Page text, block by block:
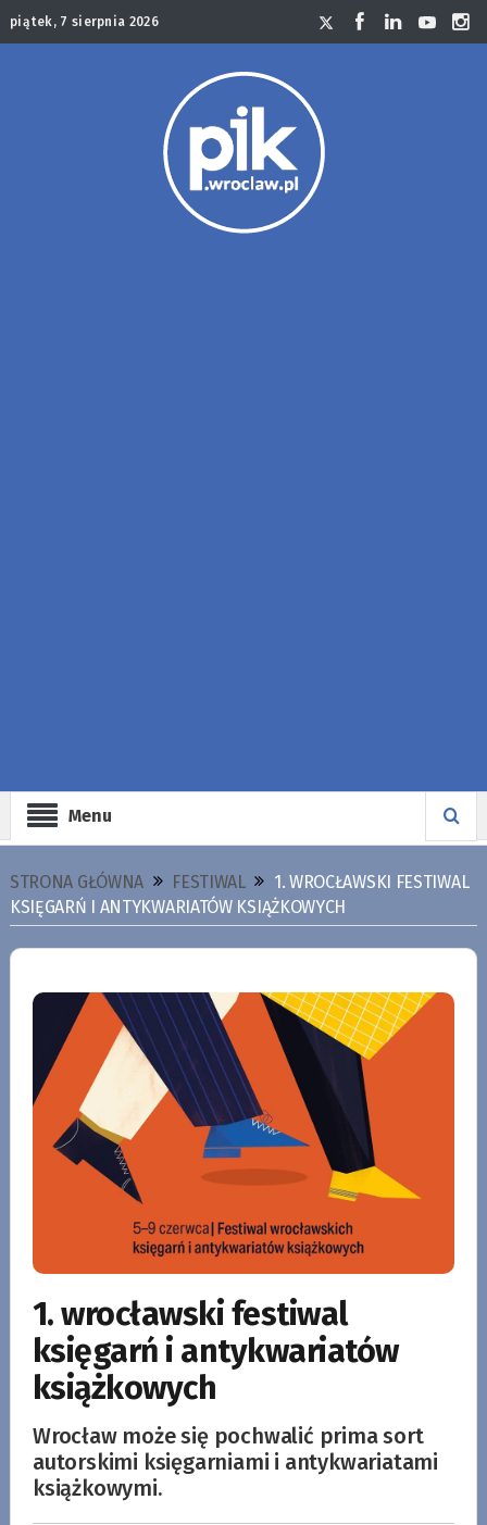
piątek, 7 sierpnia 2026
Menu
STRONA GŁÓWNA FESTIWAL
1. WROCŁAWSKI FESTIWAL
KSIĘGARŃ I ANTYKWARIATÓW KSIĄŻKOWYCH
1. wrocławski festiwal
księgarń i antykwariatów
książkowych
Wrocław może się pochwalić prima sort
autorskimi księgarniami i antykwariatami
książkowymi.